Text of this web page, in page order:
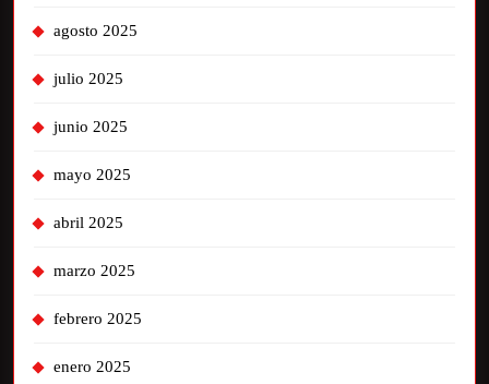
agosto 2025
julio 2025
junio 2025
mayo 2025
abril 2025
marzo 2025
febrero 2025
enero 2025